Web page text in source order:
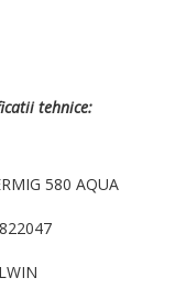
tehnice:
580 AQUA